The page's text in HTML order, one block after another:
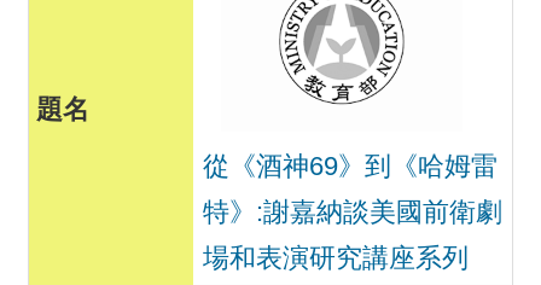
從《酒神69》到《哈姆雷
特》:謝嘉納談美國前衛劇
場和表演研究講座系列